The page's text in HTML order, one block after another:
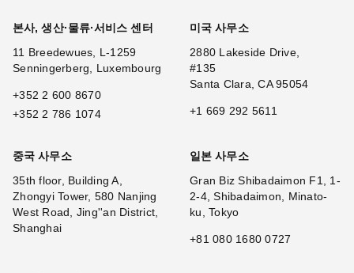
본사, 생산·물류·서비스 센터
11 Breedewues, L-1259
Senningerberg, Luxembourg
+352 2 600 8670
+352 2 786 1074
미국 사무소
2880 Lakeside Drive,
#135
Santa Clara, CA 95054
+1 669 292 5611
중국 사무소
35th floor, Building A,
Zhongyi Tower, 580 Nanjing
West Road, Jing''an District,
Shanghai
일본 사무소
Gran Biz Shibadaimon F1, 1-
2-4, Shibadaimon, Minato-
ku, Tokyo
+81 080 1680 0727